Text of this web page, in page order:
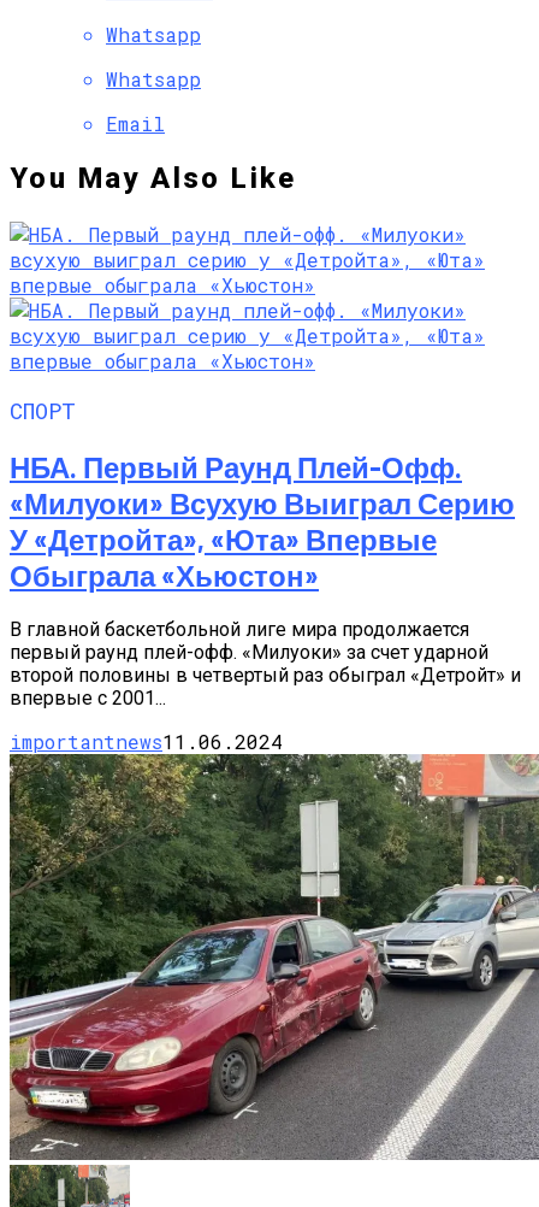
Whatsapp
Whatsapp
Email
You May Also Like
СПОРТ
НБА. Первый Раунд Плей-Офф.
«Милуоки» Всухую Выиграл Серию
У «Детройта», «Юта» Впервые
Обыграла «Хьюстон»
В главной баскетбольной лиге мира продолжается
первый раунд плей-офф. «Милуоки» за счет ударной
второй половины в четвертый раз обыграл «Детройт» и
впервые с 2001...
importantnews11.06.2024